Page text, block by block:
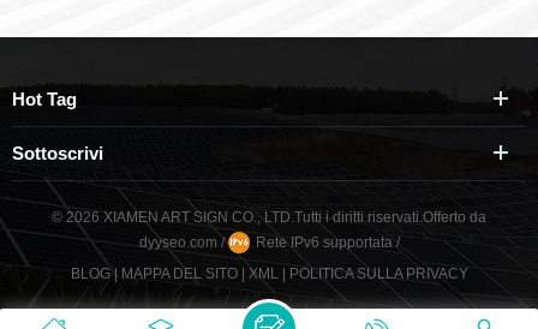
Hot Tag
Sottoscrivi
© 2026 XIAMEN ART SIGN CO., LTD.Tutti i diritti riservati. Offerto da
dyyseo.com / Rete IPv6 supportata/
BLOG| MAPPA DEL SITO| XML | POLITICA SULLA PRIVACY